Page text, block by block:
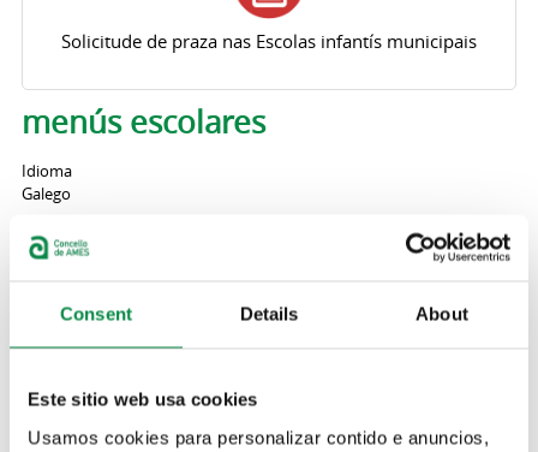
Consent Details About
Este sitio web usa cookies
Usamos cookies para personalizar contido e anuncios,
Solicitude de praza nas Escolas infantís municipais
menús escolares
Idioma
Galego
Menús do Nadal Lúdico (almorzo e xantar)
Madalena do 16 ao 20 de decembro